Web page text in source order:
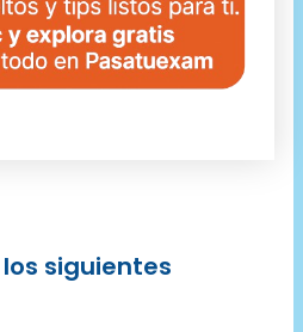
siguientes